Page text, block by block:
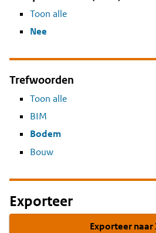
Toon alle
Nee
Trefwoorden
Toon alle
BIM
Bodem
Bouw
Exporteer
Exporteer naar